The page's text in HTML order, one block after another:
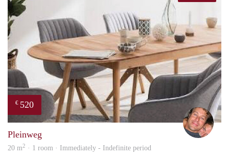
€ 520
Bj Bj
Pleinweg
20 m2 · 1 room · Immediately - Indefinite period